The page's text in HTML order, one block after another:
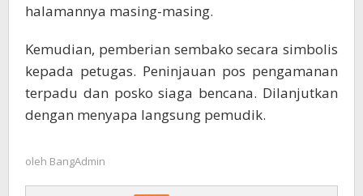
halamannya masing-masing.
Kemudian, pemberian sembako secara simbolis
kepada petugas. Peninjauan pos pengamanan
terpadu dan posko siaga bencana. Dilanjutkan
dengan menyapa langsung pemudik.
oleh BangAdmin